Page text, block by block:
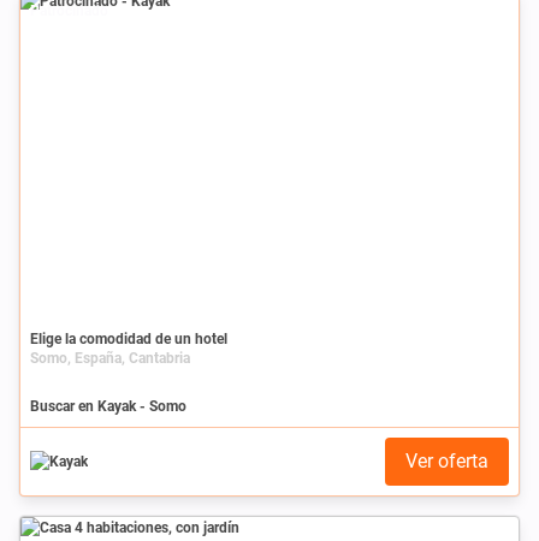
Patrocinado
Elige la comodidad de un hotel
Somo, España, Cantabria
Buscar en Kayak - Somo
Ver oferta